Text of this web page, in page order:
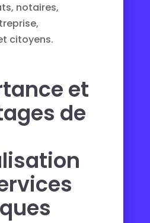
notaires,
citoyens.
et
de